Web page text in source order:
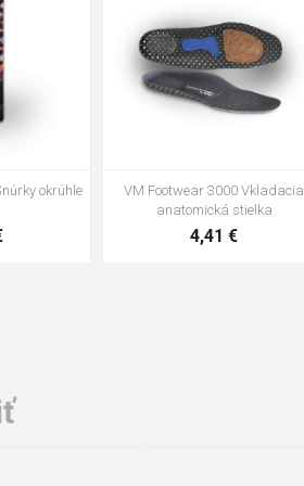
huba
VM Footwear 3600 Impregnace
water stop
10,04 €